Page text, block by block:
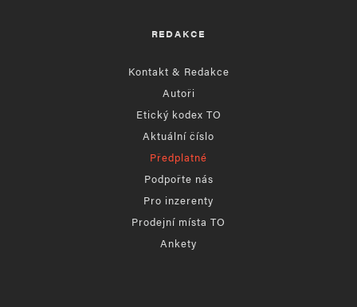
REDAKCE
Kontakt & Redakce
Autoři
Etický kodex TO
Aktuální číslo
Předplatné
Podpořte nás
Pro inzerenty
Prodejní místa TO
Ankety